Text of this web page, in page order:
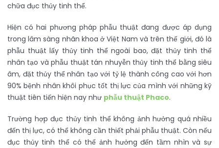
chữa đục thủy tinh thể.
Hiện có hai phương pháp phẫu thuật đang được áp dụng
trong lâm sàng nhãn khoa ở Việt Nam và trên thế giới, đó là
phẫu thuật lấy thủy tinh thể ngoài bao, đặt thủy tinh thể
nhân tạo và phẫu thuật tán nhuyễn thủy tinh thể bằng siêu
âm, đặt thủy thể nhân tạo với tỷ lệ thành công cao với hơn
90% bệnh nhân khôi phục tốt thị lực của mình với những kỹ
thuật tiên tiến hiện nay như phẫu thuật Phaco.
Trường hợp đục thủy tinh thể không ảnh hưởng quá nhiều
đến thị lực, có thể không cần thiết phải phẫu thuật. Còn nếu
đục thủy tinh thể có thể ảnh hưởng đến tầm nhìn và sự